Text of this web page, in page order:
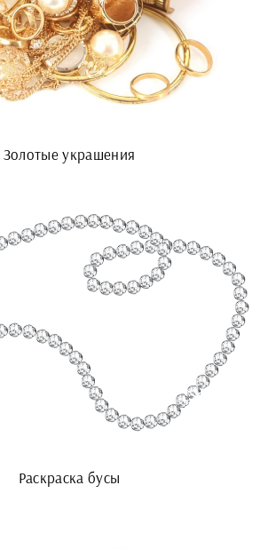
Золотые украшения
Раскраска бусы